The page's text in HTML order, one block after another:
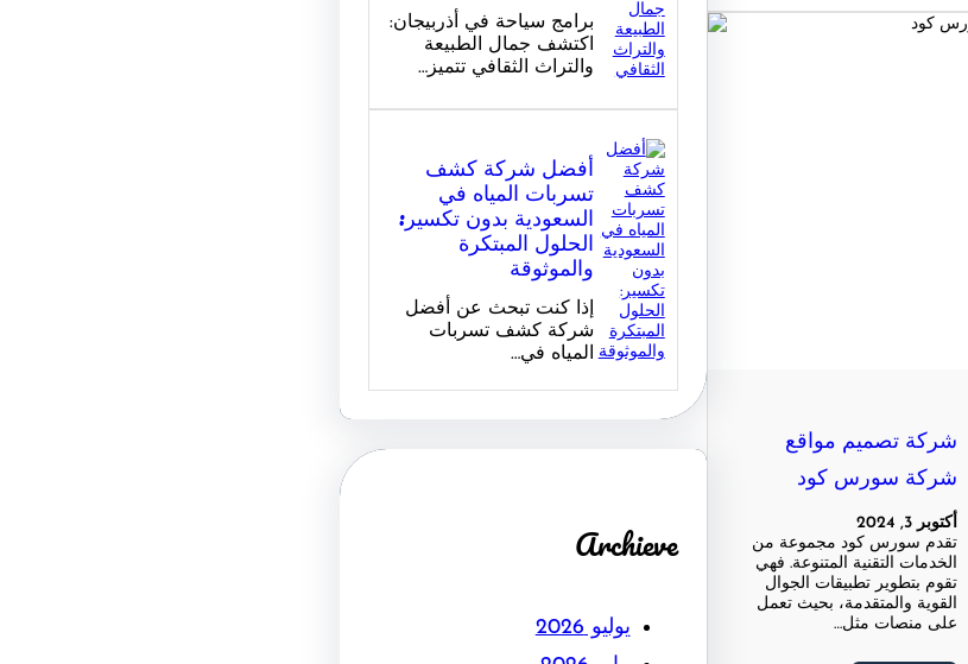
شركة تصميم مواقع
شركة سورس كود
أكتوبر 3, 2024
تقدم سورس كود مجموعة من
الخدمات التقنية المتنوعة. فهي
تقوم بتطوير تطبيقات الجوال
القوية والمتقدمة، بحيث تعمل
على منصات مثل…
برامج سياحة في أذربيجان:
اكتشف جمال الطبيعة
والتراث الثقافي تتميز…
أفضل شركة كشف
تسربات المياه في
السعودية بدون تكسير:
الحلول المبتكرة
والموثوقة
إذا كنت تبحث عن أفضل
شركة كشف تسربات
المياه في…
Archieve
يوليو 2026